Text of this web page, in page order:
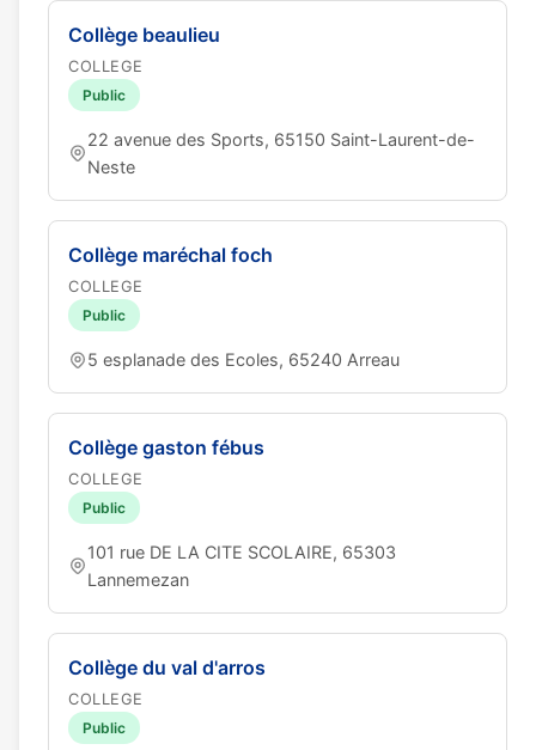
Collège beaulieu
COLLEGE
Public
22 avenue des Sports, 65150 Saint-Laurent-de-
Neste
Collège maréchal foch
COLLEGE
Public
5 esplanade des Ecoles, 65240 Arreau
Collège gaston fébus
COLLEGE
Public
101 rue DE LA CITE SCOLAIRE, 65303
Lannemezan
Collège du val d'arros
COLLEGE
Public